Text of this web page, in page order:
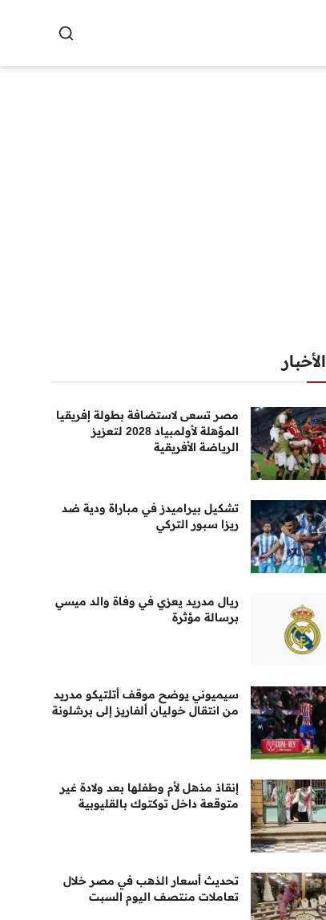
مصر تسعى لاستضافة بطولة إفريقيا
المؤهلة لأولمبياد 2028 لتعزيز
الرياضة الأفريقية
تشكيل بيراميدز في مباراة ودية ضد
ريزا سبور التركي
ريال مدريد يعزي في وفاة والد ميسي
برسالة مؤثرة
سيميوني يوضح موقف أتلتيكو مدريد
من انتقال خوليان ألفاريز إلى برشلونة
إنقاذ مذهل لأم وطفلها بعد ولادة غير
متوقعة داخل توكتوك بالقليوبية
تحديث أسعار الذهب في مصر خلال
تعاملات منتصف اليوم السبت